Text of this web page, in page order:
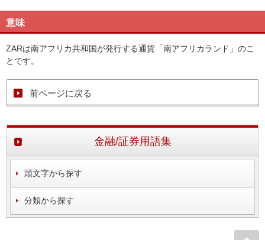
意味
ZARは南アフリカ共和国が発行する通貨「南アフリカランド」のこ
とです。
前ページに戻る
金融/証券用語集
頭文字から探す
分類から探す